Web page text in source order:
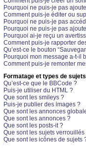
Pourquoi ne puis-je pas
Comment puis-je éditer ou
Pourquoi ne puis-je pas
Pourquoi ne puis-je pas
Pourquoi ai-je reçu un
Comment puis-je rapporter
Qu’est-ce le bouton
Pourquoi mon message a-t-il
Comment puis-je remonter
Formatage et types de sujets
Qu’est-ce que le BBCode ?
Puis-je utiliser du HTML ?
Que sont les smileys ?
Puis-je publier des images ?
Que sont les annonces
Que sont les annonces ?
Que sont les posts-it ?
Que sont les sujets verrouillés
Que sont les icônes de sujets